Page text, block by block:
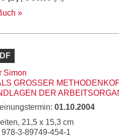
Simon
GROSSER
DER
01.10.2004
21,5 x 15,3 cm
978-3-89749-454-1